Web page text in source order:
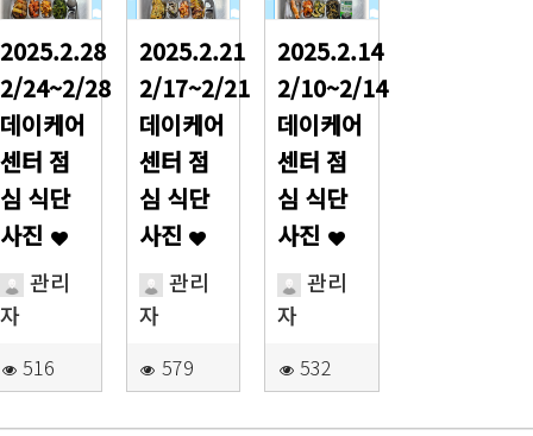
2025.2.28
2/24~2/28
데이케어
센터 점
심 식단
사진
관리
자
516
2025.2.21
2/17~2/21
데이케어
센터 점
심 식단
사진
관리
자
579
2025.2.14
2/10~2/14
데이케어
센터 점
심 식단
사진
관리
자
532